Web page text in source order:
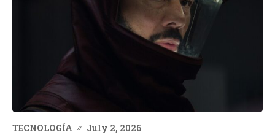
TECNOLOGÍA July 2, 2026